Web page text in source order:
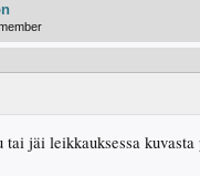
tai jäi leikkauksessa kuvasta